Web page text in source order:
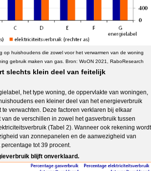
op huishoudens die zowel voor het verwarmen van de woning
gebruik maken van gas. Bron: WoON 2021, RaboResearch
slechts klein deel van feitelijk
het type woning, de oppervlakte van woningen,
een kleiner deel van het energieverbruik
verwachten. Deze factoren verklaren bij elkaar
de verschillen in zowel het gasverbruik tussen
(Tabel 2). Wanneer ook rekening wordt
van zonnepanelen en de aanwezigheid van
tot 39 procent.
blijft onverklaard.